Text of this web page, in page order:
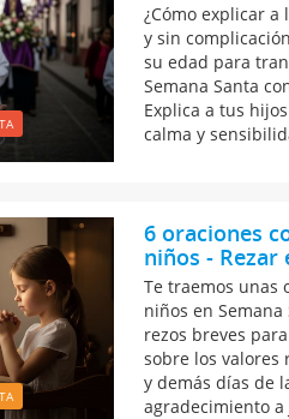
¿Cómo explicar
y sin
su edad para
Semana Santa
Explica a tus
calma y
6 oraciones
niños - Rezar
Te traemos unas
niños en Semana
rezos breves
sobre los valores
y demás días de
agradecimiento a